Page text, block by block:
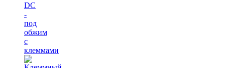
DC
-
под
обжим
с
клеммами